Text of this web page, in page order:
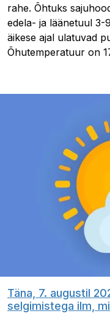
rahe. Õhtuks
edela- ja läänetuul 3-
äikese ajal ulatuvad
Õhutemperatuur on
Täna, 7. augustil
selgimistega ilm,